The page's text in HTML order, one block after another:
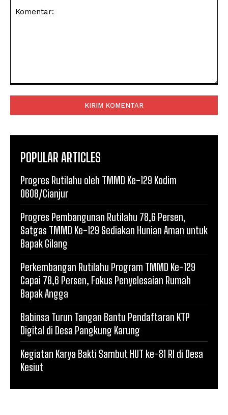
POPULAR ARTICLES
Progres Rutilahu oleh TMMD Ke-129 Kodim
0608/Cianjur
Progres Pembangunan Rutilahu 78,6 Persen,
Satgas TMMD Ke-129 Sediakan Hunian Aman untuk
Bapak Gilang
Perkembangan Rutilahu Program TMMD Ke-129
Capai 78,6 Persen, Fokus Penyelesaian Rumah
Bapak Angga
Babinsa Turun Tangan Bantu Pendaftaran KTP
Digital di Desa Pangkung Karung
Kegiatan Karya Bakti Sambut HUT ke-81 RI di Desa
Kesiut